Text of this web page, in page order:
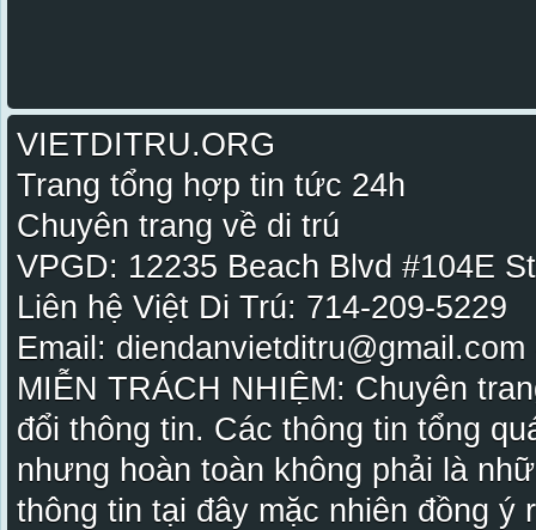
VIETDITRU.ORG
Trang tổng hợp tin tức 24h
Chuyên trang về di trú
VPGD: 12235 Beach Blvd #104E
Liên hệ Việt Di Trú: 714-209-5229
Email:
MIỄN TRÁCH NHIỆM: Chuyên
đổi thông tin. Các thông tin tổng
nhưng hoàn toàn không phải là
thông tin tại đây mặc nhiên đồng ý